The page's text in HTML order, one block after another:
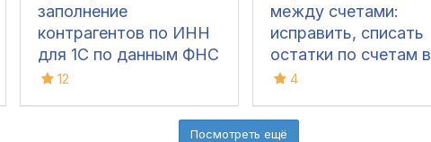
заполнение
контрагентов по ИНН
для 1С по данным ФНС
12
между счетами:
исправить, списать
остатки по счетам в
1С4
Посмотреть ещё